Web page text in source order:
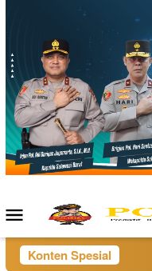
Menu
Mobile
Konten Spesial